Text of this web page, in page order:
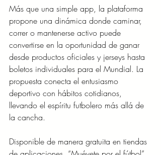
Más que una simple app, la plataforma
propone una dinámica donde caminar,
correr o mantenerse activo puede
convertirse en la oportunidad de ganar
desde productos oficiales y jerseys hasta
boletos individuales para el Mundial. La
propuesta conecta el entusiasmo
deportivo con hábitos cotidianos,
llevando el espíritu futbolero más allá de
la cancha.
Disponible de manera gratuita en tiendas